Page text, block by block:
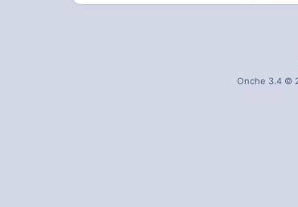
Onche 3.4 ©